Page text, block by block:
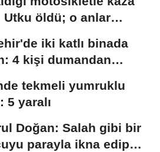
Utku öldü; o anlar
iki katlı binada
4 kişi dumandan
tekmeli yumruklu
5 yaralı
Doğan: Salah gibi bir
parayla ikna edip